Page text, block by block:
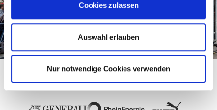
Cookies zulassen
Auswahl erlauben
Nur notwendige Cookies verwenden